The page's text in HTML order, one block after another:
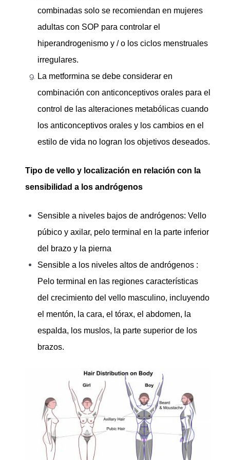
combinadas solo se recomiendan en mujeres
adultas con SOP para controlar el
hiperandrogenismo y / o los ciclos menstruales
irregulares.
La metformina se debe considerar en
combinación con anticonceptivos orales para el
control de las alteraciones metabólicas cuando
los anticonceptivos orales y los cambios en el
estilo de vida no logran los objetivos deseados.
Tipo de vello y localización en relación con la
sensibilidad a los andrógenos
Sensible a niveles bajos de andrógenos: Vello
púbico y axilar, pelo terminal en la parte inferior
del brazo y la pierna
Sensible a los niveles altos de andrógenos :
Pelo terminal en las regiones características
del crecimiento del vello masculino, incluyendo
el mentón, la cara, el tórax, el abdomen, la
espalda, los muslos, la parte superior de los
brazos.